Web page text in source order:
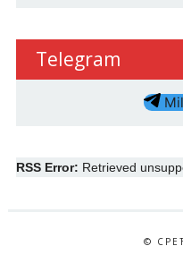
Telegram
RSS Error: Retrieved
©